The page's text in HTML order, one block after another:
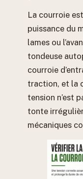
La courroie
puissance du
lames ou
tondeuse
courroie
traction, et la
tension n’est
tonte
mécaniques